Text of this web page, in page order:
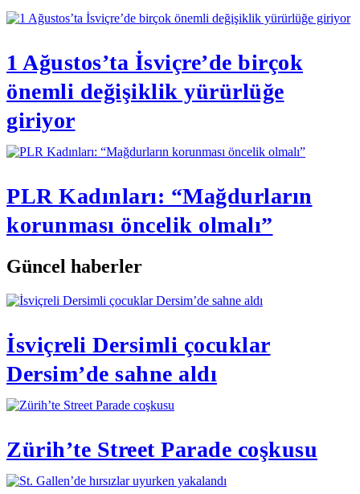
1 Ağustos’ta İsviçre’de birçok
önemli değişiklik yürürlüğe
giriyor
PLR Kadınları: “Mağdurların
korunması öncelik olmalı”
Güncel haberler
İsviçreli Dersimli çocuklar
Dersim’de sahne aldı
Zürih’te Street Parade coşkusu